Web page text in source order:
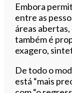
Embora
entre as
áreas abertas,
também é
exagero,
De todo o
está “mais